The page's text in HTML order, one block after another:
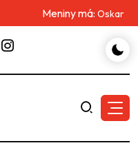
Meniny má: Oskar